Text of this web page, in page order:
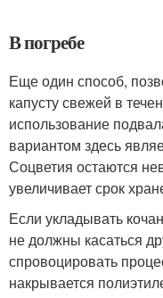
В погребе
Еще один способ,
капусту свежей в
использование
вариантом здесь
Соцветия остаются
увеличивает срок
Если укладывать
не должны касаться
спровоцировать
накрывается